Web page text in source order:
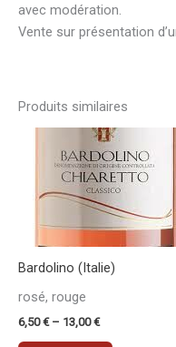
avec modération.
Vente sur présentation
Produits similaires
Bardolino (Italie)
rosé, rouge
6,50€– 13,00€
Ce
produit
a
plusieurs
variations.
Les
options